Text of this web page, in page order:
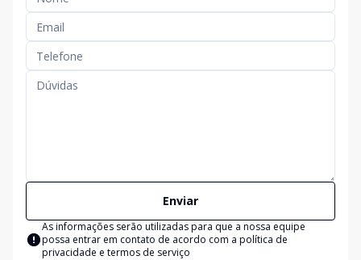
Enviar
As informações serão utilizadas para que a nossa equipe
possa entrar em contato de acordo com a política de
privacidade e termos de serviço